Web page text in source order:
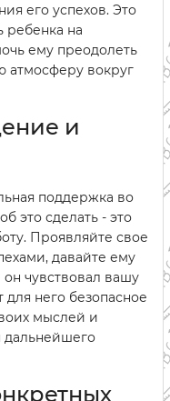
его успехов. Это
ребенка на
ему преодолеть
атмосферу вокруг
и
поддержка во
это сделать - это
Проявляйте свое
давайте ему
чувствовал вашу
для него безопасное
мыслей и
дальнейшего